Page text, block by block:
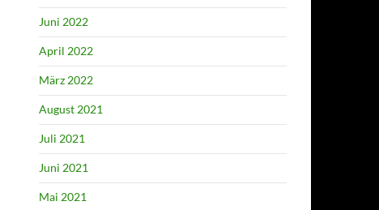
Juni 2022
April 2022
März 2022
August 2021
Juli 2021
Juni 2021
Mai 2021